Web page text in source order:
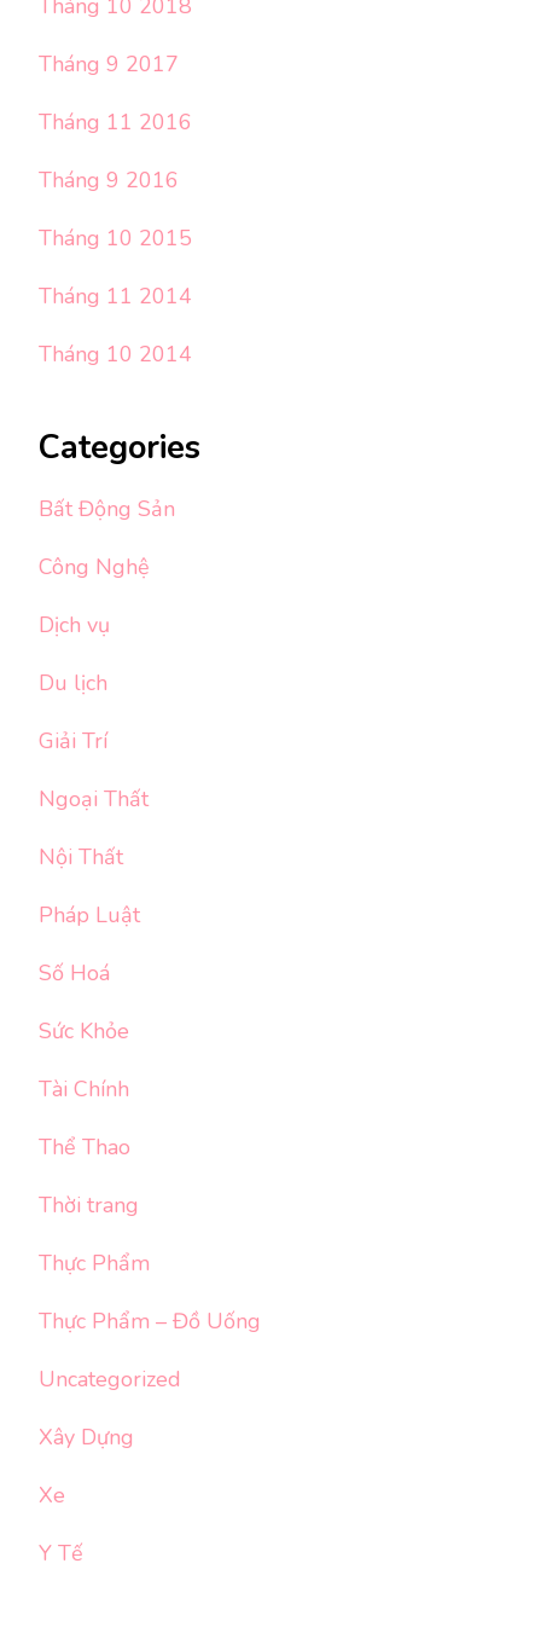
Tháng 9 2017
Tháng 11 2016
Tháng 9 2016
Tháng 10 2015
Tháng 11 2014
Tháng 10 2014
Categories
Bất Động Sản
Công Nghệ
Dịch vụ
Du lịch
Giải Trí
Ngoại Thất
Nội Thất
Pháp Luật
Số Hoá
Sức Khỏe
Tài Chính
Thể Thao
Thời trang
Thực Phẩm
Thực Phẩm – Đồ Uống
Uncategorized
Xây Dựng
Xe
Y Tế